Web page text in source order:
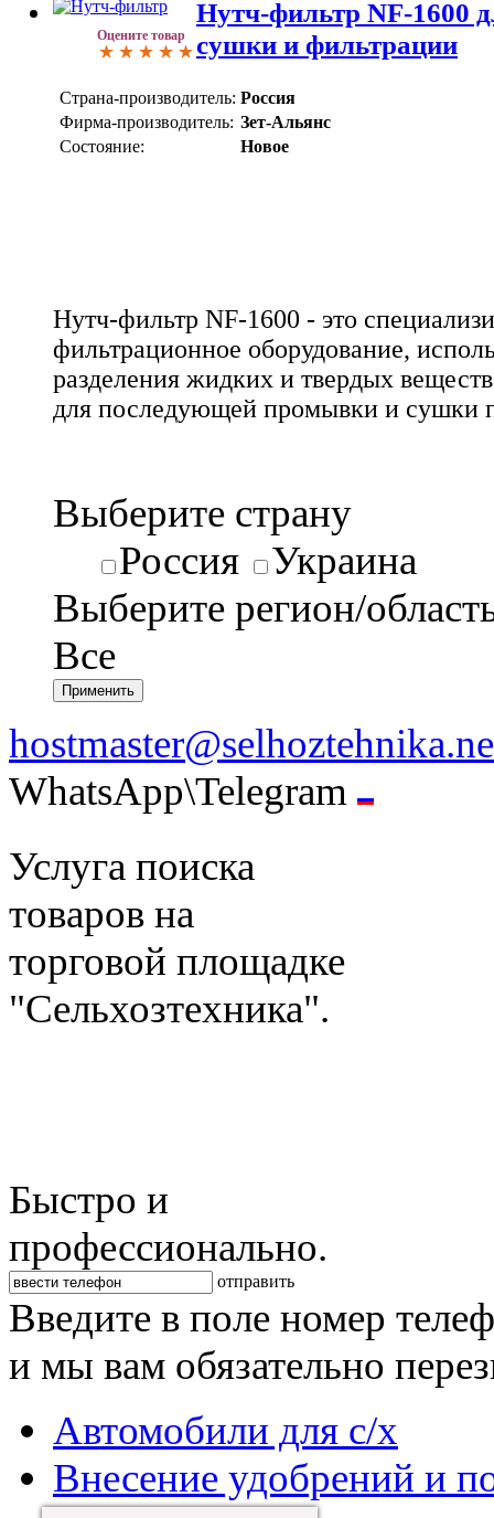
Оцените товар
Нутч-фильтр NF-1600
сушки и фильтрации
Страна-производитель: Россия
Фирма-производитель: Зет-Альянс
Состояние:
Новое
Нутч-фильтр NF-1600 - это
фильтрационное оборудование,
разделения жидких и твердых
для последующей промывки и сушки
Выберите страну
Россия
Украина
Выберите регион/
Все
WhatsApp\Telegram
Услуга поиска
товаров на
торговой площадке
"Сельхозтехника".
Быстро и
профессионально.
отправить
Введите в поле номер
и мы вам обязательно
Автомобили для с/х
Внесение удобрений и